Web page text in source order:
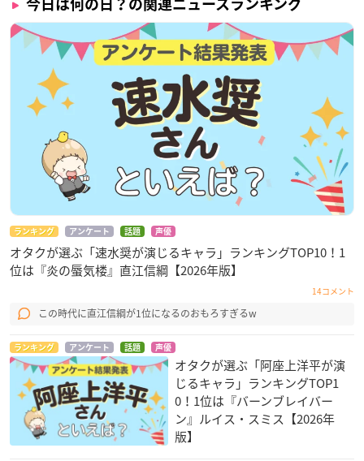
今日は何の日？の関連ニュースランキング
ランキング アンケート 話題 声優
オタクが選ぶ「速水奨が演じるキャラ」ランキングTOP10！1
位は『炎の蜃気楼』直江信綱【2026年版】
14コメント
この時代に直江信綱が1位になるのおもろすぎるw
ランキング アンケート 話題 声優
オタクが選ぶ「阿座上洋平が演
じるキャラ」ランキングTOP1
0！1位は『バーンブレイバー
ン』ルイス・スミス【2026年
版】